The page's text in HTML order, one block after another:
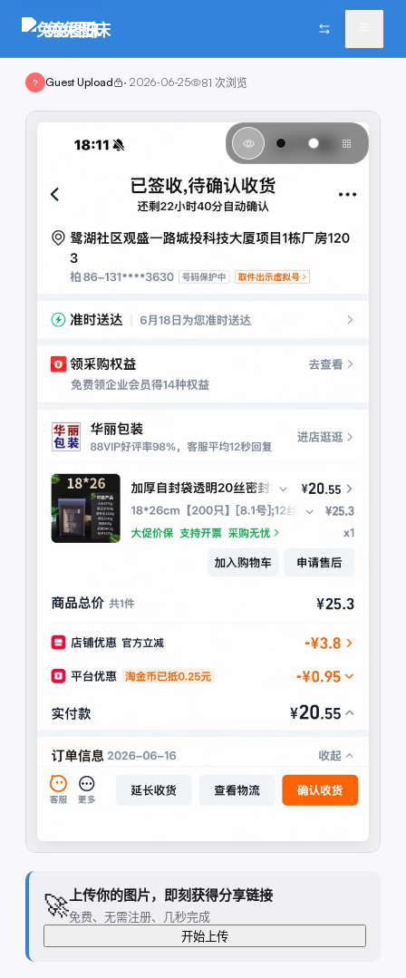
兔兔图床
? Guest Upload · 2026-06-25 81 次浏览
🚀上传你的图片，即刻获得分享链接
免费、无需注册、几秒完成
开始上传